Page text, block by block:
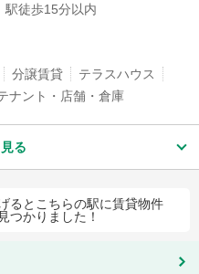
駅徒歩15分以内
分譲賃貸
テラスハウス
ナント・店舗・倉庫
る
るとこちらの駅に賃貸物件
つかりました！